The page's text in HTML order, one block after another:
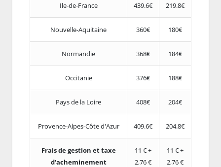
Ile-de-France 439.6€ 219.8€
Nouvelle-Aquitaine 360€ 180€
Normandie 368€ 184€
Occitanie 376€ 188€
Pays de la Loire 408€ 204€
Provence-Alpes-Côte d'Azur 409.6€ 204.8€
Frais de gestion et taxe
d'acheminement
11 € +
2,76 €
11 € +
2,76 €